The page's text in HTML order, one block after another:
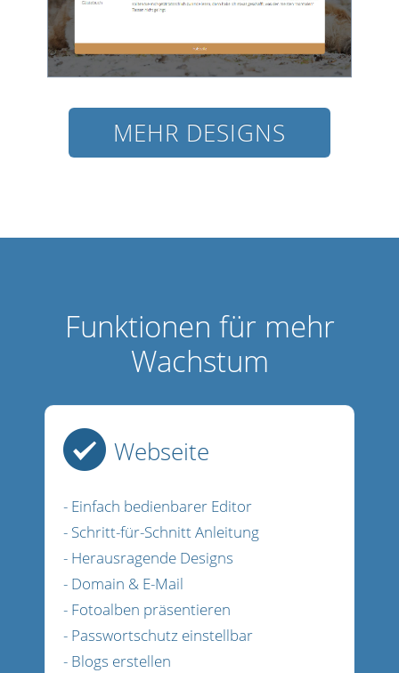
MEHR DESIGNS
Funktionen für mehr
Wachstum
Webseite
- Einfach bedienbarer Editor
- Schritt-für-Schnitt Anleitung
- Herausragende Designs
- Domain & E-Mail
- Fotoalben präsentieren
- Passwortschutz einstellbar
- Blogs erstellen